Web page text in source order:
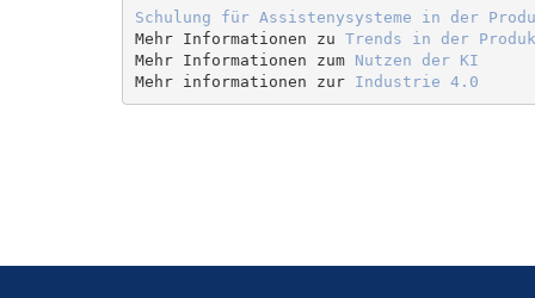
Schulung für Assistenysysteme in der
Mehr Informationen zu Trends in der
Mehr Informationen zum Nutzen der KI
Mehr informationen zur Industrie 4.0